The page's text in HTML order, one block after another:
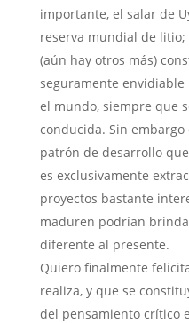
importante, el salar de
reserva mundial de litio;
(aún hay otros más)
seguramente
el mundo, siempre que
conducida. Sin
patrón de desarrollo
es exclusivamente
proyectos bastante
maduren podrían
diferente al presente.
Quiero finalmente
realiza, y que se
del pensamiento crítico